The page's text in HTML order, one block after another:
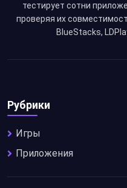
тестирует сотни
проверяя их
BlueStacks,
Рубрики
Игры
Приложения